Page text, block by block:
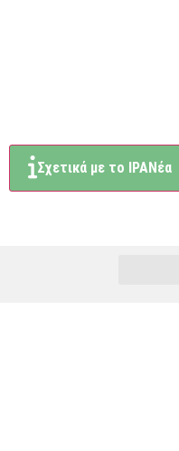
Σχετικά με το ΙΡΑΝέα